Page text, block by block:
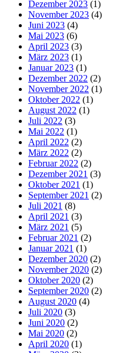
Dezember 2023 (1)
November 2023 (4)
Juni 2023 (4)
Mai 2023 (6)
April 2023 (3)
März 2023 (1)
Januar 2023 (1)
Dezember 2022 (2)
November 2022 (1)
Oktober 2022 (1)
August 2022 (1)
Juli 2022 (3)
Mai 2022 (1)
April 2022 (2)
März 2022 (2)
Februar 2022 (2)
Dezember 2021 (3)
Oktober 2021 (1)
September 2021 (2)
Juli 2021 (8)
April 2021 (3)
März 2021 (5)
Februar 2021 (2)
Januar 2021 (1)
Dezember 2020 (2)
November 2020 (2)
Oktober 2020 (2)
September 2020 (2)
August 2020 (4)
Juli 2020 (3)
Juni 2020 (2)
Mai 2020 (2)
April 2020 (1)